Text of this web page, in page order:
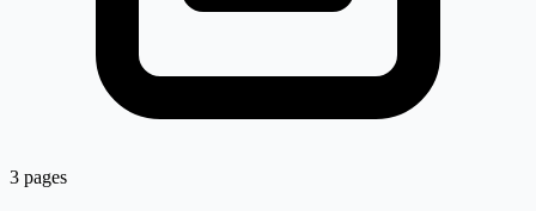
3 pages